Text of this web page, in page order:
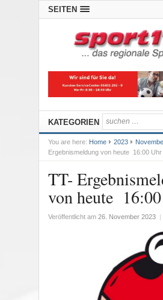
SEITEN
KATEGORIEN
You are here: Home 2023
Ergebnismeldung von heute 16:00 Uhr
TT-
von heute
Veröffentlicht am 26. November 2023